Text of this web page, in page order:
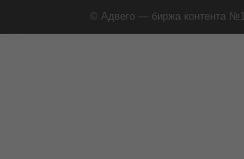
© Адвего — биржа контента